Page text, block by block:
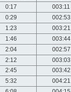
0:17 003:11
0:29 002:53
1:23 003:21
1:46 003:44
2:04 002:57
2:12 003:03
2:45 003:42
5:32 004:21